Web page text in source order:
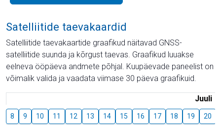
Satelliitide taevakaardid
Satelliitide taevakaartide graafikud näitavad GNSS-
satelliitide suunda ja kõrgust taevas. Graafikud luuakse
eelneva ööpäeva andmete põhjal. Kuupäevade paneelist on
võimalik valida ja vaadata viimase 30 päeva graafikuid.
Juuli
8 9 10 11 12 13 14 15 16 17 18 19 20